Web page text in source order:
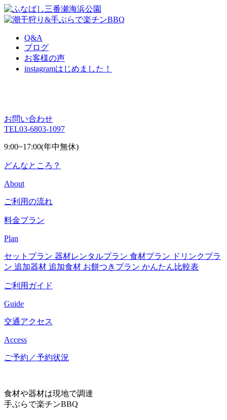
Q&A
ブログ
お客様の声
instagramはじめました！
お問い合わせ
TEL03-6803-1097
9:00~17:00(年中無休)
どんなところ？
About
ご利用の流れ
料金プラン
Plan
セットプラン 器材レンタルプラン 食材プラン ドリンクプラ
ン 追加器材 追加食材 お餅つきプラン かんたん比較表
ご利用ガイド
Guide
交通アクセス
Access
ご予約／予約状況
食材や器材は現地で調達
手ぶらで楽チンBBQ